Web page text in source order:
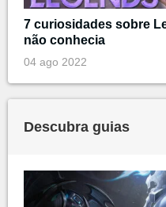
7 curiosidades sobre
não conhecia
04 ago 2022
Descubra guias